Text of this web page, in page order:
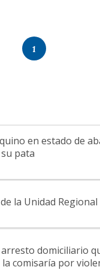
1
en estado de
pata
la Unidad
domiciliario
comisaría por